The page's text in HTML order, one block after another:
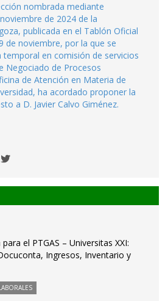
nombrada mediante
de 2024 de la
publicada en el Tablón Oficial
de noviembre, por la que se
en comisión de servicios
Negociado de Procesos
de Atención en Materia de
ha acordado proponer la
a D. Javier Calvo Giménez.
el PTGAS – Universitas XXI:
Ingresos, Inventario y